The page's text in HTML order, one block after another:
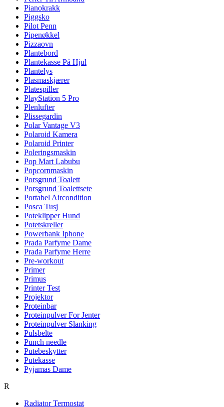
Pianokrakk
Piggsko
Pilot Penn
Pipenøkkel
Pizzaovn
Plantebord
Plantekasse På Hjul
Plantelys
Plasmaskjærer
Platespiller
PlayStation 5 Pro
Plenlufter
Plissegardin
Polar Vantage V3
Polaroid Kamera
Polaroid Printer
Poleringsmaskin
Pop Mart Labubu
Popcornmaskin
Porsgrund Toalett
Porsgrund Toalettsete
Portabel Aircondition
Posca Tusj
Poteklipper Hund
Potetskreller
Powerbank Iphone
Prada Parfyme Dame
Prada Parfyme Herre
Pre-workout
Primer
Primus
Printer Test
Projektor
Proteinbar
Proteinpulver For Jenter
Proteinpulver Slanking
Pulsbelte
Punch needle
Putebeskytter
Putekasse
Pyjamas Dame
R
Radiator Termostat